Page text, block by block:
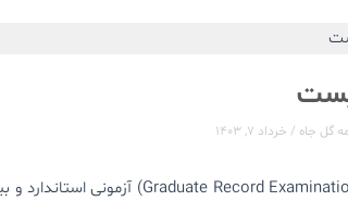
گل جاه / خرداد 7, 1403
آزمونی